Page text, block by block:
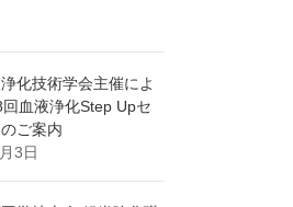
化技術学会主催によ
血液浄化Step Upセ
ご案内
3日